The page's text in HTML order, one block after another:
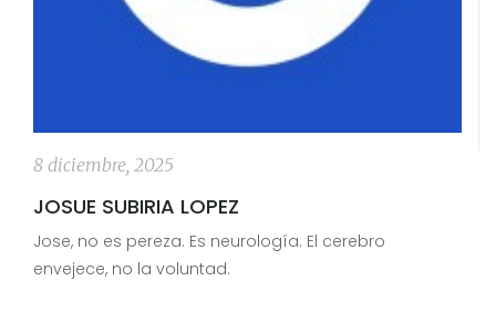
8 diciembre, 2025
JOSUE SUBIRIA LOPEZ
Jose, no es pereza. Es neurología. El cerebro
envejece, no la voluntad.